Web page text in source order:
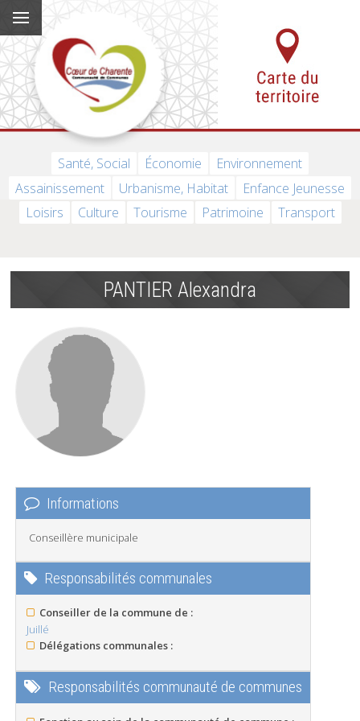
Santé, Social Économie
Environnement
Assainissement
Urbanisme, Habitat
Enfance Jeunesse
Loisirs
Culture Tourisme Patrimoine Transport
PANTIER Alexandra
Informations
Conseillère municipale
Responsabilités communales
Conseiller de la commune de :
Juillé
Délégations communales :
Responsabilités communauté de communes